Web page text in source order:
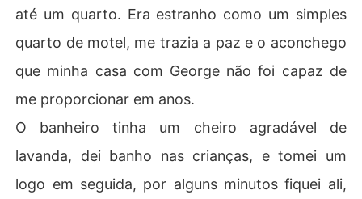
até um quarto. Era estranho como um simples
quarto de motel, me trazia a paz e o aconchego
que minha casa com George não foi capaz de
me proporcionar em anos.
O banheiro tinha um cheiro agradável de
lavanda, dei banho nas crianças, e tomei um
logo em seguida, por alguns minutos fiquei ali,